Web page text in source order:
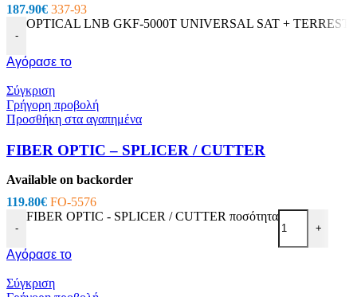
187.90€ 337-93
-
OPTICAL LNB GKF-5000T UNIVERSAL SAT +
Αγόρασε το
Σύγκριση
Γρήγορη προβολή
Προσθήκη στα αγαπημένα
FIBER OPTIC – SPLICER / CUTTER
Available on backorder
119.80€ FO-5576
-
FIBER OPTIC - SPLICER / CUTTER ποσότητα
+
Αγόρασε το
Σύγκριση